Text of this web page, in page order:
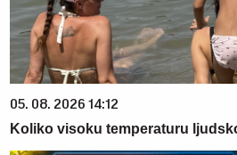
05. 08. 2026 14:12
Koliko visoku temperaturu